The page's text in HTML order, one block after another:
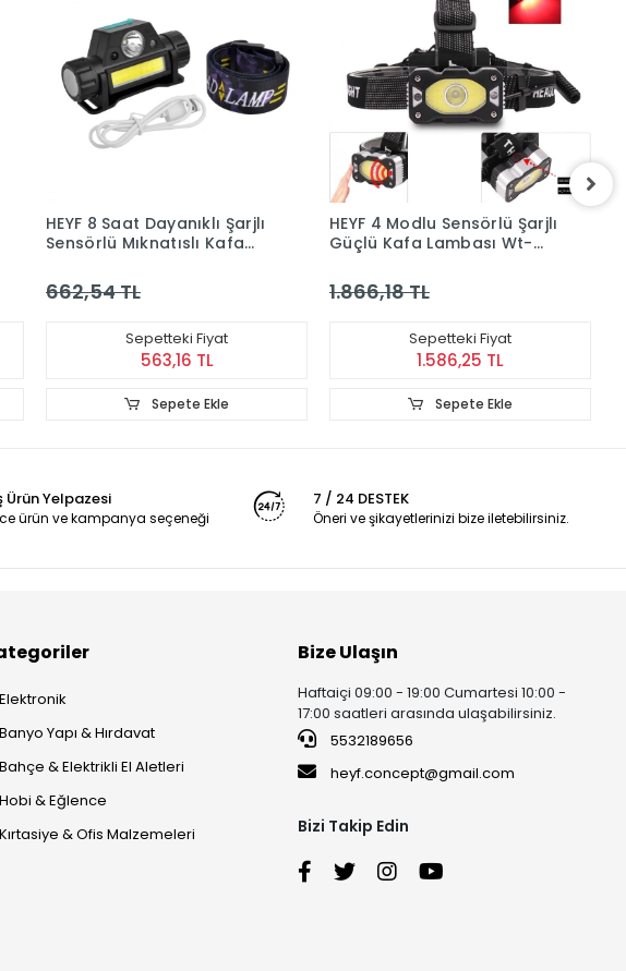
HEYF 8 Saat Dayanıklı Şarjlı
Sensörlü Mıknatıslı Kafa
662,54 TL
Sepetteki Fiyat
563,16 TL
Sepete Ekle
HEYF 4 Modlu Sensörlü Şarjlı
Güçlü Kafa Lambası Wt-
1.866,18 TL
Sepetteki Fiyat
1.586,25 TL
Sepete Ekle
Ürün Yelpazesi
ürün ve kampanya seçeneği
7 / 24 DESTEK
Öneri ve şikayetlerinizi bize iletebilirsiniz.
Elektronik
Banyo Yapı & Hırdavat
Bahçe & Elektrikli El Aletleri
Hobi & Eğlence
Kırtasiye & Ofis Malzemeleri
Bize Ulaşın
Haftaiçi 09:00 - 19:00 Cumartesi 10:00 -
17:00 saatleri arasında ulaşabilirsiniz.
5532189656
heyf.concept@gmail.com
Bizi Takip Edin